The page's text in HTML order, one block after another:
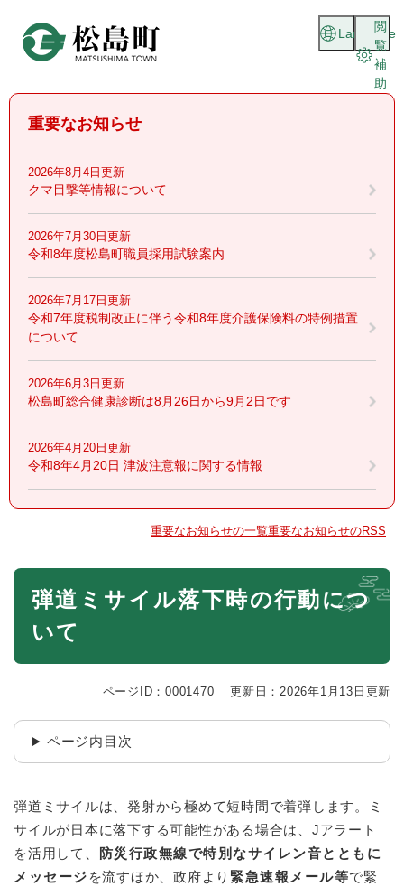
頭
閲
覧
補
助
Language
重要なお知らせ
2026年8月4日更新
クマ目撃等情報について
2026年7月30日更新
令和8年度松島町職員採用試験案内
2026年7月17日更新
令和7年度税制改正に伴う令和8年度介護保険料の特例措置
について
2026年6月3日更新
松島町総合健康診断は8月26日から9月2日です
2026年4月20日更新
令和8年4月20日 津波注意報に関する情報
重要なお知らせの一覧重要なお知らせのRSS
本
弾道ミサイル落下時の行動につ
いて
ページID：0001470 更新日：2026年1月13日更新
ページ内目次
弾道ミサイルは、発射から極めて短時間で着弾します。ミ
サイルが日本に落下する可能性がある場合は、Jアラート
を活用して、
防災行政無線で特別なサイレン音とともに
メッセージ を流すほか、政府より 緊急速報メール等で緊